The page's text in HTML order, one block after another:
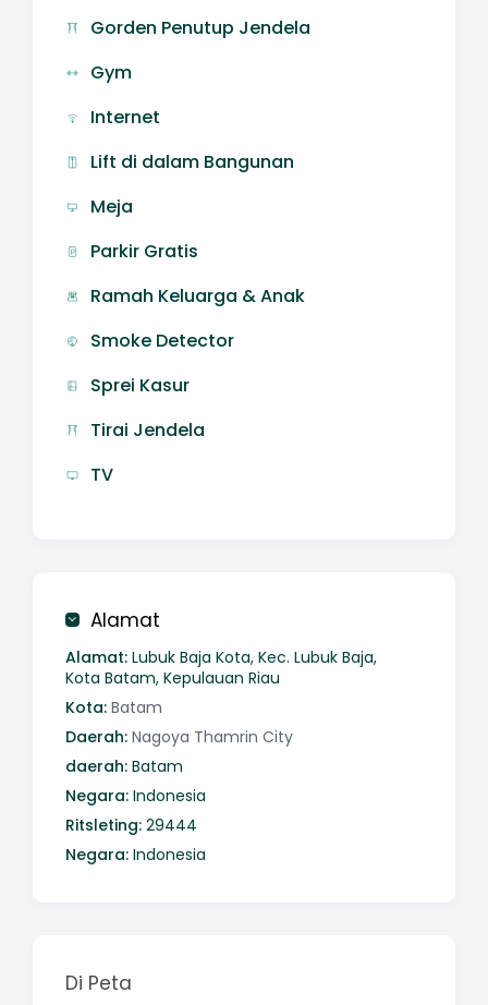
Gorden Penutup Jendela
Gym
Internet
Lift di dalam Bangunan
Meja
Parkir Gratis
Ramah Keluarga & Anak
Smoke Detector
Sprei Kasur
Tirai Jendela
TV
Alamat
Alamat: Lubuk Baja Kota, Kec. Lubuk Baja,
Kota Batam, Kepulauan Riau
Kota: Batam
Daerah: Nagoya Thamrin City
daerah: Batam
Negara: Indonesia
Ritsleting: 29444
Negara: Indonesia
Di Peta